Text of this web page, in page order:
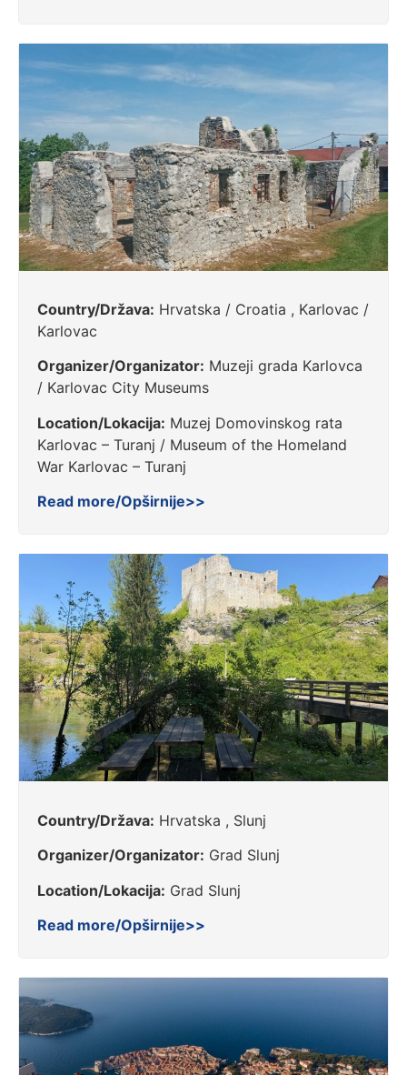
Country/Država: Hrvatska / Croatia , Karlovac /
Karlovac
Organizer/Organizator: Muzeji grada Karlovca
/ Karlovac City Museums
Location/Lokacija: Muzej Domovinskog rata
Karlovac – Turanj / Museum of the Homeland
War Karlovac – Turanj
Read more/Opširnije>>
Country/Država: Hrvatska , Slunj
Organizer/Organizator: Grad Slunj
Location/Lokacija: Grad Slunj
Read more/Opširnije>>